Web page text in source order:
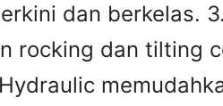
dan berkelas. 3.
rocking dan tilting